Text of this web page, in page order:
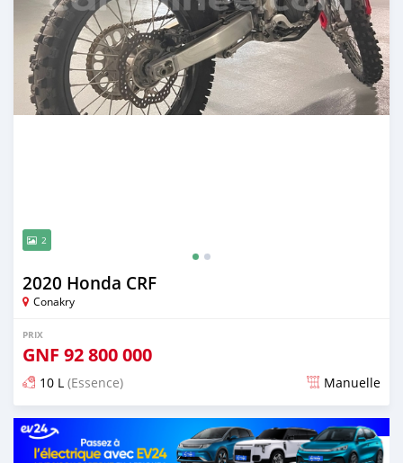
2
2020 Honda CRF
Conakry
PRIX
GNF 92 800 000
10 L (Essence) Manuelle
Publié il y a environ 2 ans